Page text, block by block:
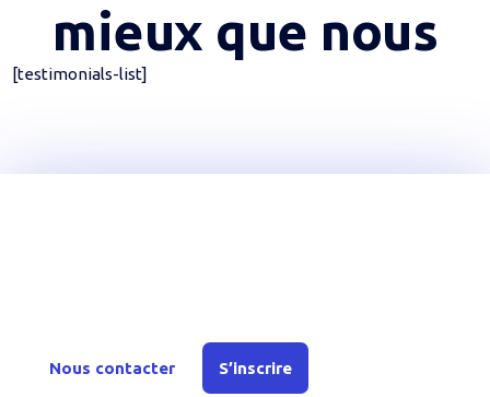
mieux que nous
[testimonials-list]
Nous contacter S’inscrire